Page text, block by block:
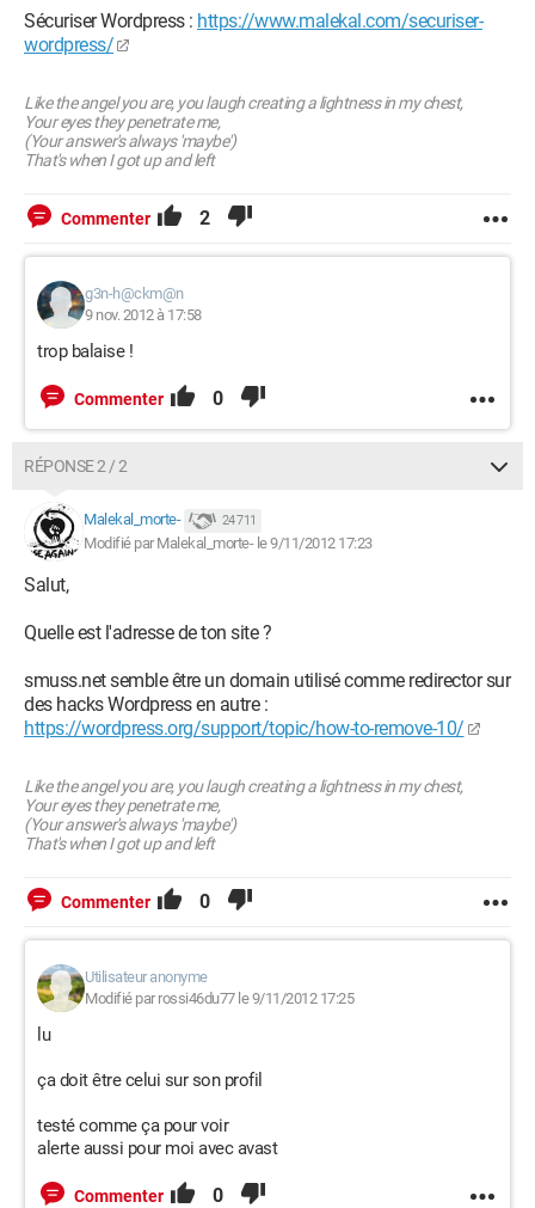
Sécuriser Wordpress : https://www.malekal.com/securiser-
wordpress/
Like the angel you are, you laugh creating a lightness in my chest,
Your eyes they penetrate me,
(Your answer's always 'maybe')
That's when I got up and left
Commenter 2
g3n-h@ckm@n
9 nov. 2012 à 17:58
trop balaise !
Commenter 0
RÉPONSE 2 / 2
Malekal_morte- 24 711
Modifié par Malekal_morte- le 9/11/2012 17:23
Salut,
Quelle est l'adresse de ton site ?
smuss.net semble être un domain utilisé comme redirector sur
des hacks Wordpress en autre :
https://wordpress.org/support/topic/how-to-remove-10/
Like the angel you are, you laugh creating a lightness in my chest,
Your eyes they penetrate me,
(Your answer's always 'maybe')
That's when I got up and left
Commenter 0
Utilisateur anonyme
Modifié par rossi46du77 le 9/11/2012 17:25
lu
ça doit être celui sur son profil
testé comme ça pour voir
alerte aussi pour moi avec avast
Commenter 0